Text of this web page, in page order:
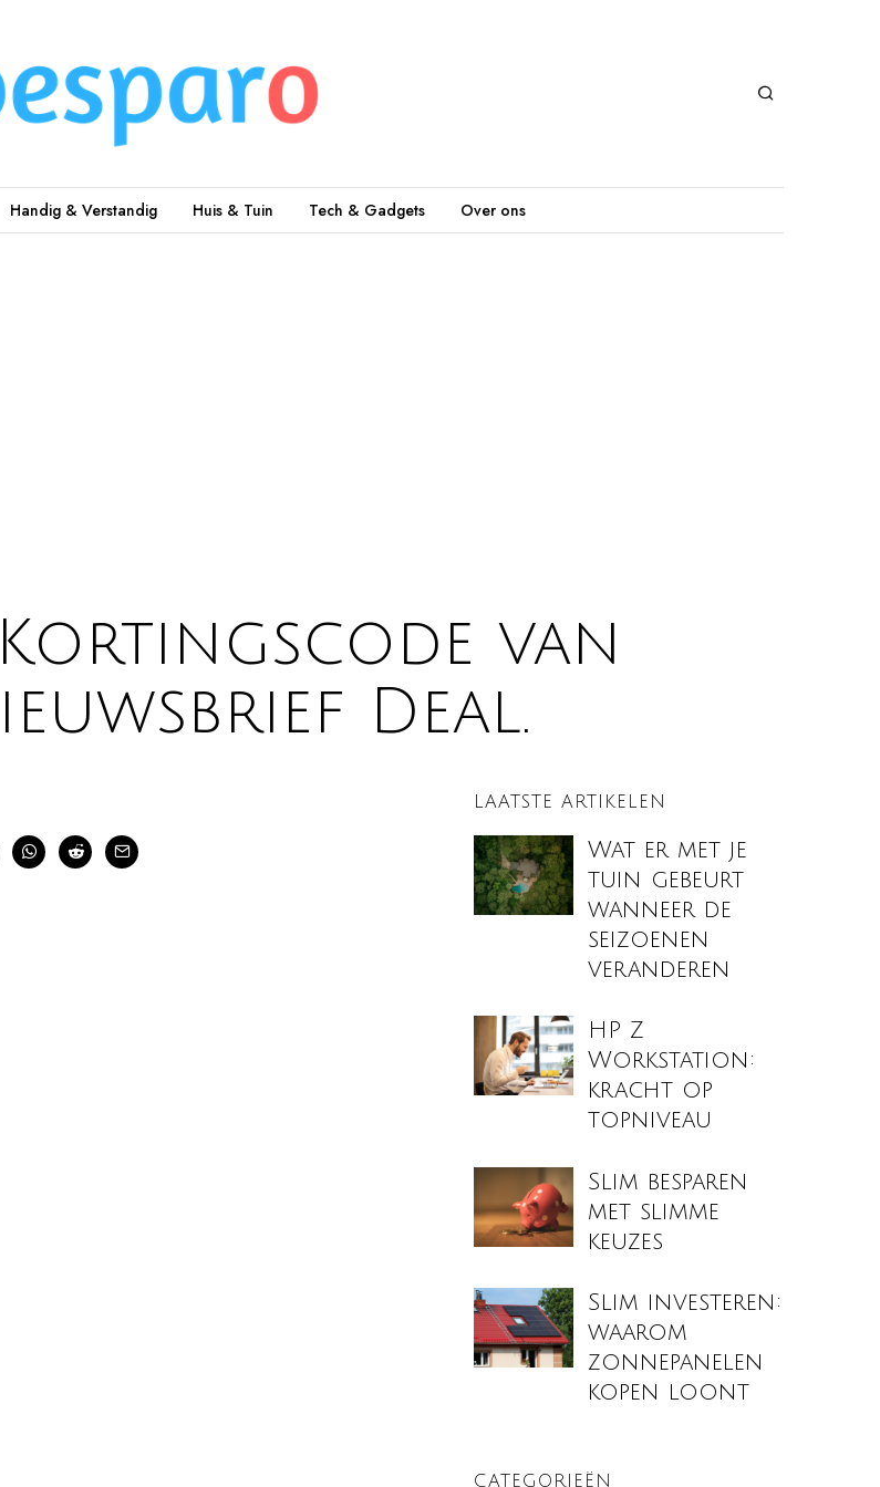
Handig & Verstandig Huis & Tuin Tech & Gadgets Over ons
van
Deal.
LAATSTE ARTIKELEN
Wat er met je
tuin gebeurt
wanneer de
seizoenen
veranderen
HP Z
Workstation:
kracht op
topniveau
Slim besparen
met slimme
keuzes
Slim investeren:
waarom
zonnepanelen
kopen loont
CATEGORIEËN